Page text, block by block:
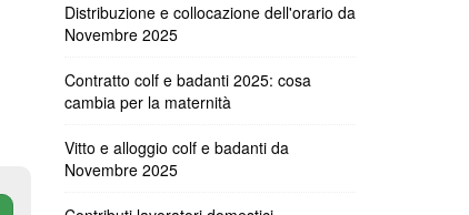
Distribuzione e collocazione dell'orario da
Novembre 2025
Contratto colf e badanti 2025: cosa
cambia per la maternità
Vitto e alloggio colf e badanti da
Novembre 2025